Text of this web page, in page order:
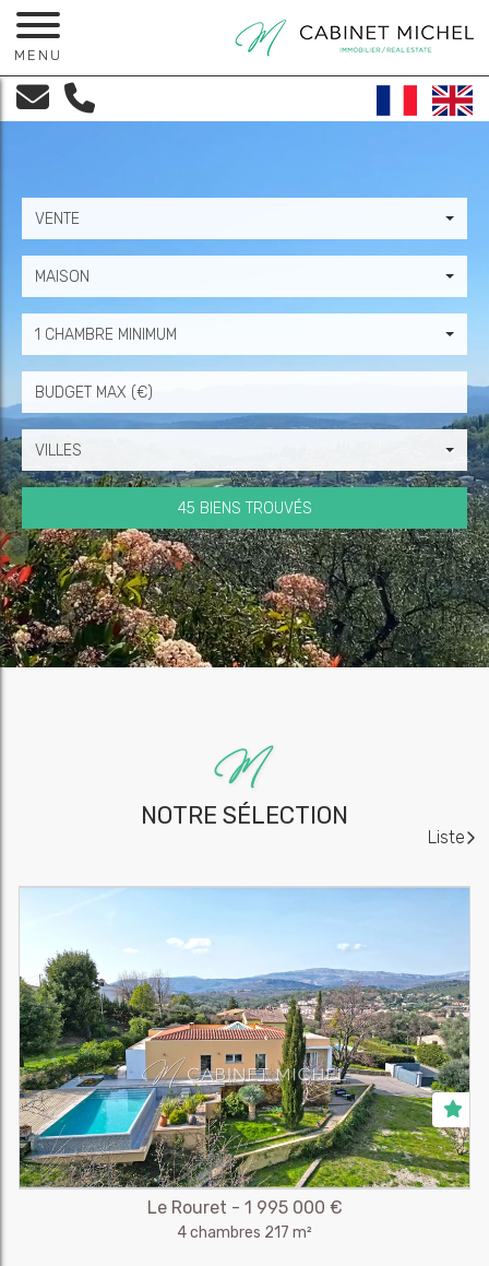
MENU
VENTE
MAISON
1 CHAMBRE MINIMUM
Prix
VILLES
45 BIENS TROUVÉS
NOTRE SÉLECTION
Liste
Le Rouret - 1 995 000 €
4 chambres 217 m²